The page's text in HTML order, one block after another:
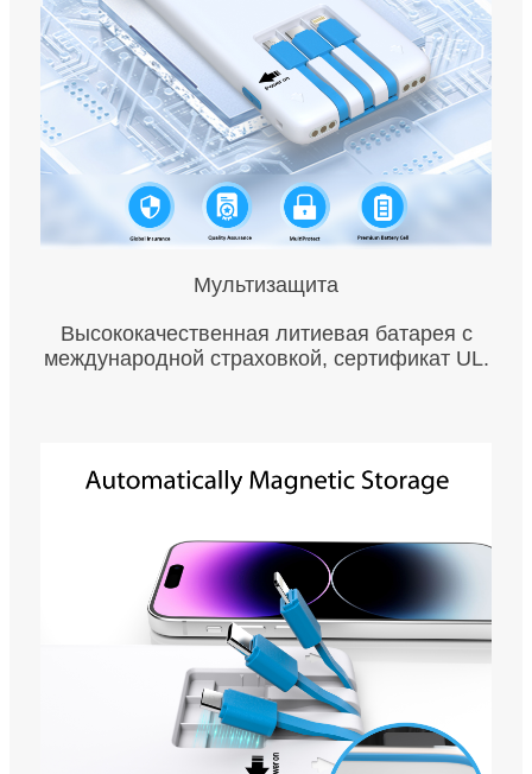
Мультизащита
Высококачественная литиевая батарея с
международной страховкой, сертификат UL.